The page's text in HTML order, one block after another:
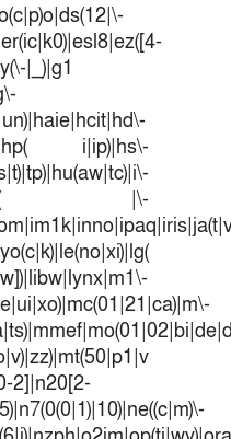
|_)|g1
i|ip)|hs\-
|\-
2]|n20[2-